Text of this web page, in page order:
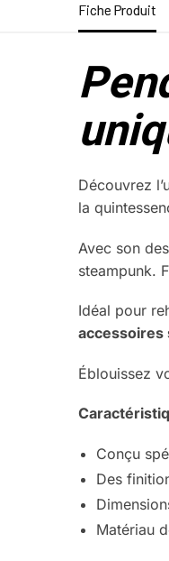
Fiche Produit
Découvrez
la
Avec son
steampunk.
Idéal pour
accessoires
Éblouissez
Conçu
Des
Matériau